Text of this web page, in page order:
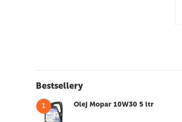
Bestsellery
1 Olej Mopar 10W30 5 ltr